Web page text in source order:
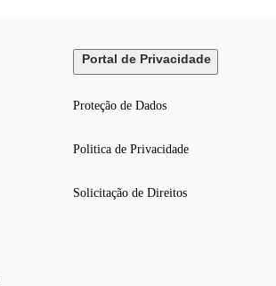
Portal de Privacidade
Proteção de Dados
Politica de Privacidade
Solicitação de Direitos